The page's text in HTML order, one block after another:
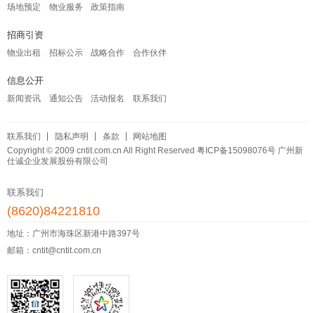
场地预定 物业服务 政策指南
招商引资
物业出租 招标公示 战略合作 合作伙伴
信息公开
新闻资讯 通知公告 活动报名 联系我们
联系我们 隐私声明 条款
网站地图
Copyright © 2009 cntit.com.cn All Right Reserved 粤ICP备15098076号 广州新
仕诚企业发展股份有限公司
联系我们
(8620)84221810
地址：广州市海珠区新港中路397号
邮箱：cntit@cntit.com.cn